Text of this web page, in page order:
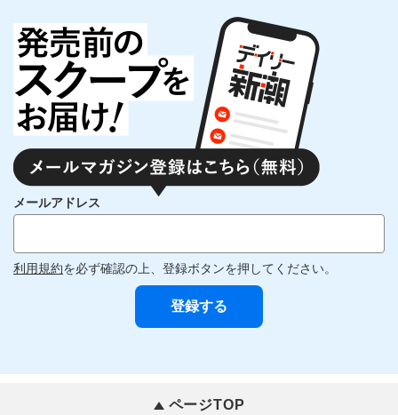
メールアドレス
利用規約を必ず確認の上、登録ボタンを押してください。
ページTOP